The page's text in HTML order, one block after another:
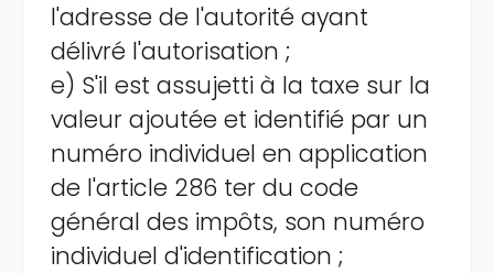
l'adresse de l'autorité ayant
délivré l'autorisation ;
e) S'il est assujetti à la taxe sur la
valeur ajoutée et identifié par un
numéro individuel en application
de l'article 286 ter du code
général des impôts, son numéro
individuel d'identification ;